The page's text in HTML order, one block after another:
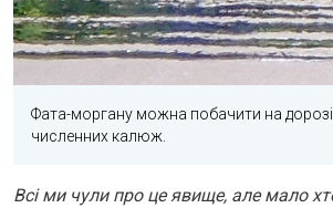
Фата-моргану можна побачити на дорозі
численних калюж.
Всі ми чули про це явище, але мало